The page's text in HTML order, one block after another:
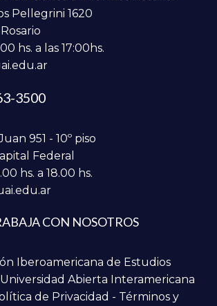
Pellegrini 1620
hs. a las 17:00hs.
3500
951 - 10º piso
Federal
hs. a 18.00 hs.
CON NOSOTROS
Iberoamericana de Estudios
Abierta Interamericana
de Privacidad - Términos y